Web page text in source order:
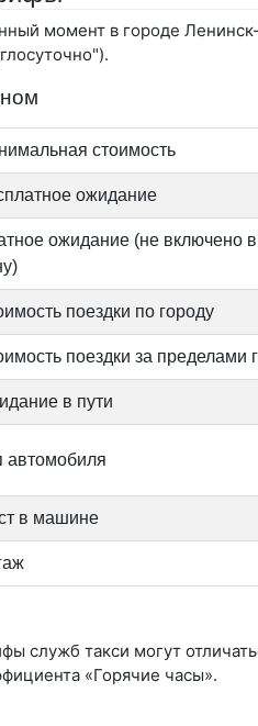
момент в городе
стоимость
ожидание
ожидание (не включено
поездки по городу
поездки за пределами
в пути
автомобиля
в машине
служб такси могут
«Горячие часы».